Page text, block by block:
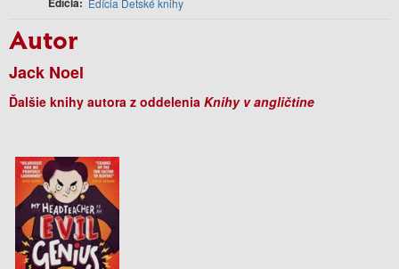
Autor
Jack Noel
Ďalšie knihy autora z oddelenia Knihy v angličtine